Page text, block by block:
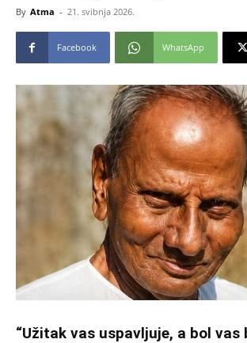
By Atma - 21. svibnja 2026.
Facebook WhatsApp
“Užitak vas uspavljuje, a bol vas